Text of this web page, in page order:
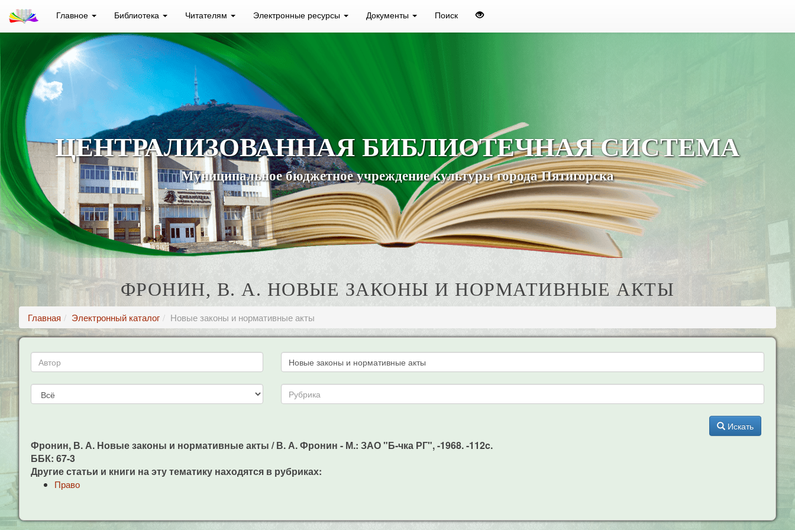
Главное Библиотека Читателям Электронные ресурсы Документы Поиск
ЦЕНТРАЛИЗОВАННАЯ БИБЛИОТЕЧНАЯ СИСТЕМА
Муниципальное бюджетное учреждение культуры города Пятигорска
ФРОНИН, В. А. НОВЫЕ ЗАКОНЫ И НОРМАТИВНЫЕ АКТЫ
Главная Электронный каталог Новые законы и нормативные акты
Искать
Фронин, В. А. Новые законы и нормативные акты / В. А. Фронин - М.: ЗАО "Б-чка РГ", -1968. -112c.
ББК: 67-3
Другие статьи и книги на эту тематику находятся в рубриках:
Право